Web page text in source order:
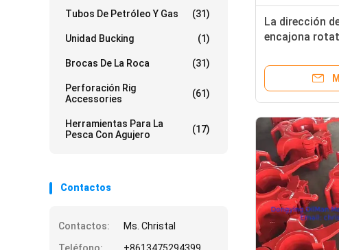
Tubos De Petróleo Y Gas (31)
Unidad Bucking (1)
Brocas De La Roca (31)
Perforación Rig
Accessories
(61)
Herramientas Para La
Pesca Con Agujero
(17)
Contactos
Contactos:
Ms. Christal
La dirección
encajona
HT65 HT100